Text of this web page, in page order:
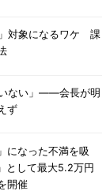
対象になるワケ 課
いない」――会長が明
ず
になった不満を吸
として最大5.2万円
開催